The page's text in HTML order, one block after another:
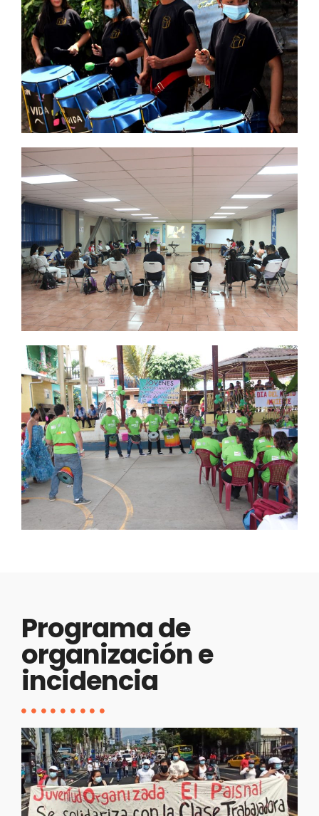
Programa de
organización e
incidencia